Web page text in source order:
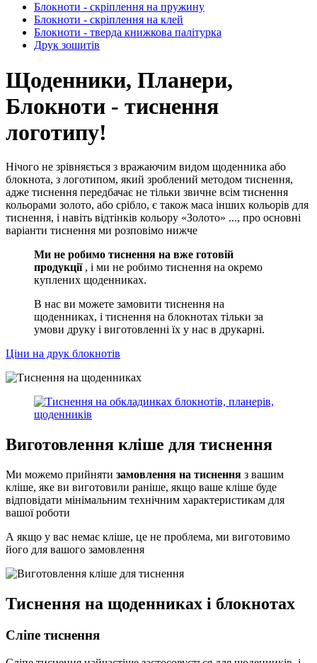
Блокноти - скріплення на пружину
Блокноти - скріплення на клей
Блокноти - тверда книжкова палітурка
Друк зошитів
Щоденники, Планери,
Блокноти - тиснення
логотипу!
Нічого не зрівняється з вражаючим видом щоденника або
блокнота, з логотипом, який зроблений методом тиснення,
адже тиснення передбачає не тільки звичне всім тиснення
кольорами золото, або срібло, є також маса інших кольорів для
тиснення, і навіть відтінків кольору «Золото» ..., про основні
варіанти тиснення ми розповімо нижче
Ми не робимо тиснення на вже готовій
продукції, і ми не робимо тиснення на окремо
куплених щоденниках.
В нас ви можете замовити тиснення на
щоденниках, і тиснення на блокнотах тільки за
умови друку і виготовленні їх у нас в друкарні.
Ціни на друк блокнотів
Виготовлення кліше для тиснення
Ми можемо прийняти замовлення на тиснення з вашим
кліше, яке ви виготовили раніше, якщо ваше кліше буде
відповідати мінімальним технічним характеристикам для
вашої роботи
А якщо у вас немає кліше, це не проблема, ми виготовимо
його для вашого замовлення
Тиснення на щоденниках і блокнотах
Сліпе тиснення